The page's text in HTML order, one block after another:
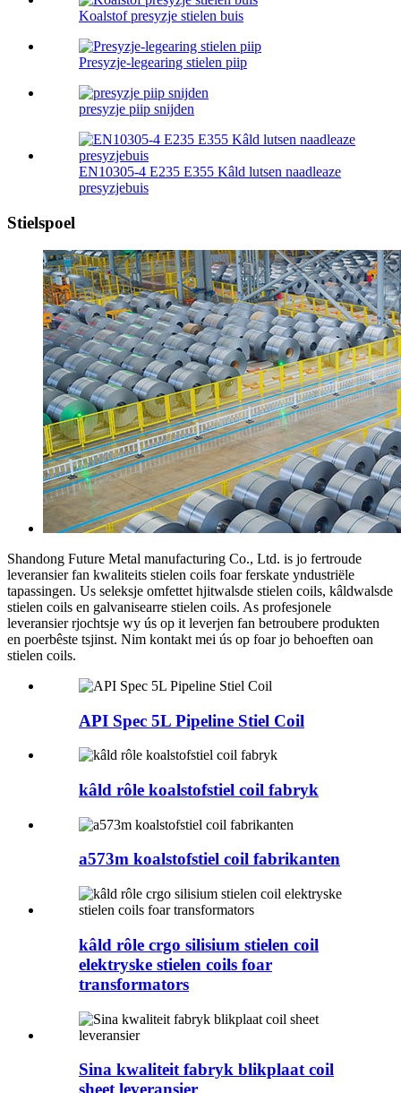
Koalstof presyzje stielen buis
Presyzje-legearing stielen piip
presyzje piip snijden
EN10305-4 E235 E355 Kâld lutsen naadleaze
presyzjebuis
Stielspoel
Shandong Future Metal manufacturing Co., Ltd. is jo fertroude
leveransier fan kwaliteits stielen coils foar ferskate yndustriële
tapassingen. Us seleksje omfettet hjitwalsde stielen coils, kâldwalsde
stielen coils en galvanisearre stielen coils. As profesjonele
leveransier rjochtsje wy ús op it leverjen fan betroubere produkten
en poerbêste tsjinst. Nim kontakt mei ús op foar jo behoeften oan
stielen coils.
API Spec 5L Pipeline Stiel Coil
kâld rôle koalstofstiel coil fabryk
a573m koalstofstiel coil fabrikanten
kâld rôle crgo silisium stielen coil
elektryske stielen coils foar
transformators
Sina kwaliteit fabryk blikplaat coil
sheet leveransier